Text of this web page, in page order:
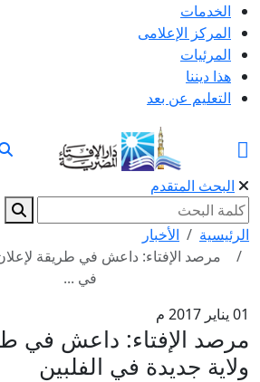
الخدمات
المركز الإعلامى
المرئيات
هذا ديننا
التعليم عن بعد
البحث المتقدم
الرئيسية
الأخبار
مرصد الإفتاء: داعش في طريقة
في ...
01 يناير 2017 م
مرصد الإفتاء: داعش في
ولاية جديدة في الفلبين